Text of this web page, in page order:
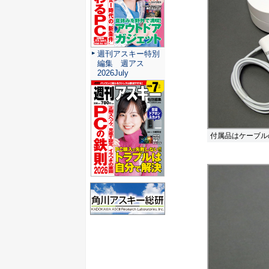
付属品はケーブ
週刊アスキー特別
編集 週アス
2026July